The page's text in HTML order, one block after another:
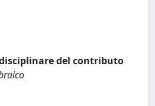
del contributo